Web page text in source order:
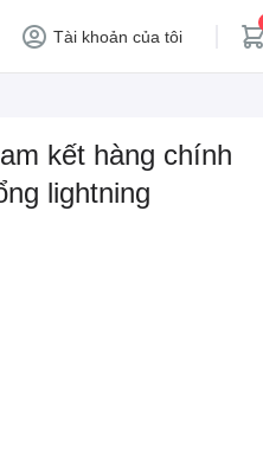
Tài khoản của tôi
kết hàng chính
lightning